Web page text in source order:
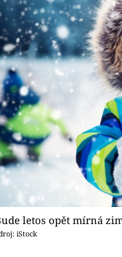
letos opět mírná
iStock